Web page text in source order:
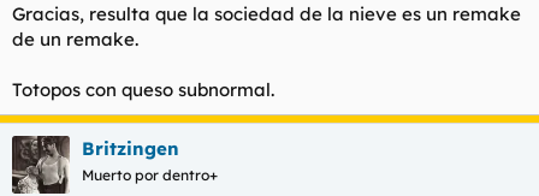
Gracias, resulta que la sociedad de la nieve es un remake
de un remake.
Totopos con queso subnormal.
Britzingen
Muerto por dentro+